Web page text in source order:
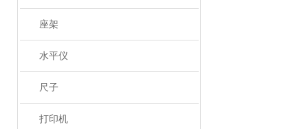
座架
水平仪
尺子
打印机